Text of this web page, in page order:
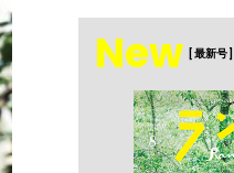
New [ 最新号 ]